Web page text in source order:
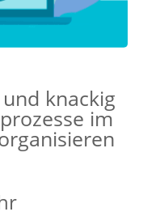
knackig
im